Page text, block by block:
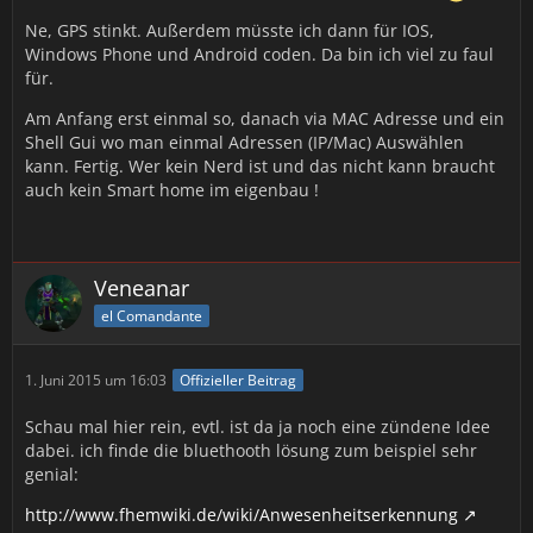
Ne, GPS stinkt. Außerdem müsste ich dann für IOS,
Windows Phone und Android coden. Da bin ich viel zu faul
für.
Am Anfang erst einmal so, danach via MAC Adresse und ein
Shell Gui wo man einmal Adressen (IP/Mac) Auswählen
kann. Fertig. Wer kein Nerd ist und das nicht kann braucht
auch kein Smart home im eigenbau !
Veneanar
el Comandante
1. Juni 2015 um 16:03 Offizieller Beitrag
Schau mal hier rein, evtl. ist da ja noch eine zündene Idee
dabei. ich finde die bluethooth lösung zum beispiel sehr
genial:
http://www.fhemwiki.de/wiki/Anwesenheitserkennung